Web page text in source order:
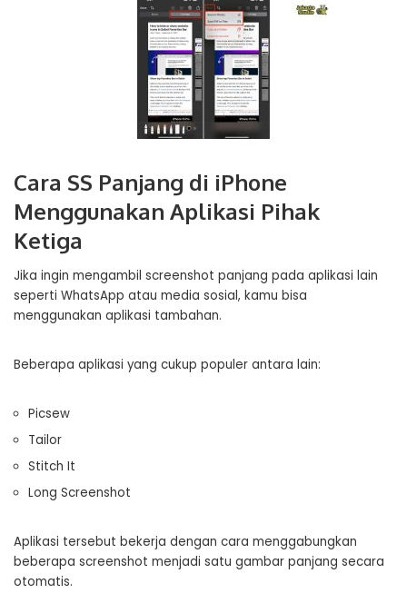
Cara SS Panjang di iPhone
Menggunakan Aplikasi Pihak
Ketiga
Jika ingin mengambil screenshot panjang pada aplikasi lain
seperti WhatsApp atau media sosial, kamu bisa
menggunakan aplikasi tambahan.
Beberapa aplikasi yang cukup populer antara lain:
Picsew
Tailor
Stitch It
Long Screenshot
Aplikasi tersebut bekerja dengan cara menggabungkan
beberapa screenshot menjadi satu gambar panjang secara
otomatis.